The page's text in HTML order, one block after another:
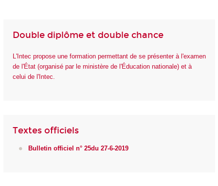
Double diplôme et double chance
L'Intec propose une formation permettant de se présenter à l'examen
de l'État (organisé par le ministère de l'Éducation nationale) et à
celui de l'Intec.
Textes officiels
Bulletin officiel n° 25du 27-6-2019